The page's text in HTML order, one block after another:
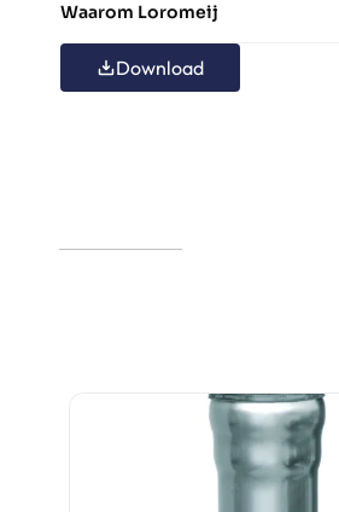
Waarom Loromeij
Download